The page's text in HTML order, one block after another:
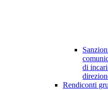
di
Rendiconti